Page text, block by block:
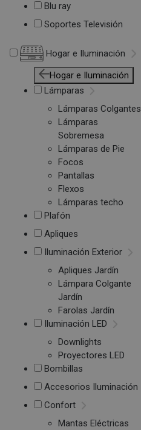
Blu ray
Soportes Televisión
Hogar e Iluminación
Hogar e Iluminación
Lámparas
Lámparas Colgantes
Lámparas
Sobremesa
Lámparas de Pie
Focos
Pantallas
Flexos
Lámparas techo
Plafón
Apliques
Iluminación Exterior
Apliques Jardín
Lámpara Colgante
Jardín
Farolas Jardín
Iluminación LED
Downlights
Proyectores LED
Bombillas
Accesorios Iluminación
Confort
Mantas Eléctricas